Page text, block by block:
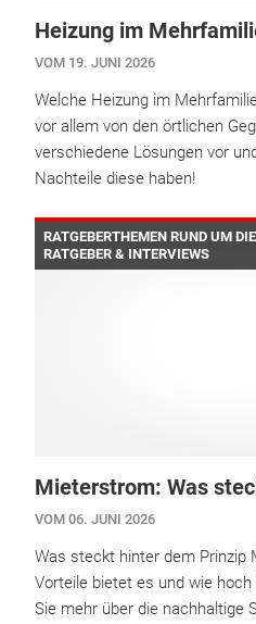
Heizung im
VOM 19. JUNI 2026
Welche Heizung im
vor allem von den örtlichen
verschiedene Lösungen vor
Nachteile diese haben!
RATGEBERTHEMEN RUND UM
RATGEBER & INTERVIEWS
Mieterstrom: Was
VOM 06. JUNI 2026
Was steckt hinter dem Prinzip
Vorteile bietet es und wie
Sie mehr über die nachhaltige